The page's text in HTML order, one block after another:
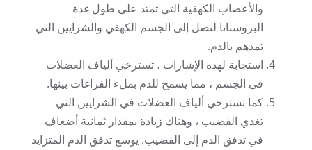
والأعصاب الكهفية التي تمتد على طول غدة
البروستاتا لتصل إلى الجسم الكهفي والشرايين التي
تمدهم بالدم.
استجابة لهذه الإشارات ، تسترخي ألياف العضلات
في الجسم ، مما يسمح للدم بملء الفراغات بينها.
كما تسترخي ألياف العضلات في الشرايين التي
تغذي القضيب ، وهناك زيادة بمقدار ثمانية أضعاف
في تدفق الدم إلى القضيب. يوسع تدفق الدم المتزايد